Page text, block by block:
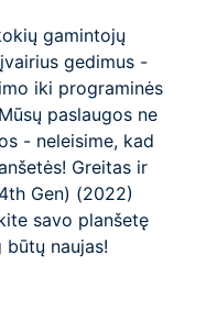
gamintojų
gedimus -
iki programinės
paslaugos ne
- neleisime, kad
Greitas ir
Gen) (2022)
savo planšetę
naujas!